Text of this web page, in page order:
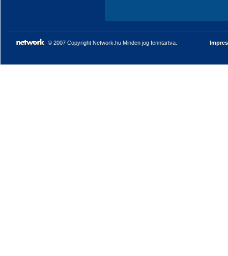
© 2007 Copyright Network.hu Minden jog fenntartva.